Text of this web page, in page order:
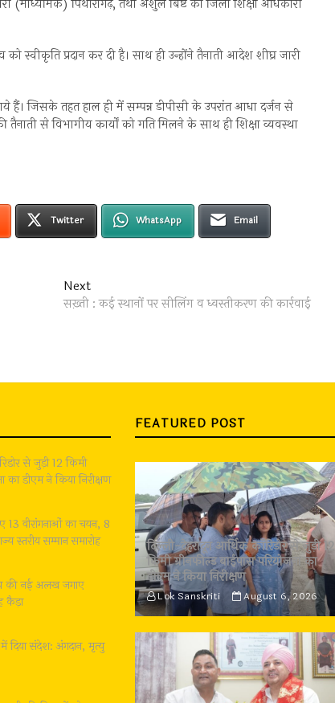
(माध्यमिक) पिथौरागढ़, तथा अंशुल बिष्ट को जिला शिक्षा अधिकारी
को स्वीकृति प्रदान कर दी है। साथ ही उन्होंने तैनाती आदेश शीघ्र जारी
हैं। जिसके तहत हाल ही में सम्पन्न डीपीसी के उपरांत आधा दर्जन से
तैनाती से विभागीय कार्यों को गति मिलने के साथ ही शिक्षा व्यवस्था
Twitter WhatsApp Email
NextNext
post:
सख़्ती : कई स्थानों पर सीलिंग व ध्वस्तीकरण की कार्रवाई
से जुड़ी 12 किमी
का डीएम ने किया निरीक्षण
13 वीरांगनाओं का चयन, 8
स्तरीय सम्मान समारोह
की नई अलख जगाए
कैड़ा
दिया संदेश: अंगदान, मृत्यु
FEATURED POST
दिल्ली-देहरादून आर्थिक कॉरिडोर से जुड़ी 12
किमी ग्रीनफील्ड बाईपास परियोजना का
डीएम ने किया निरीक्षण
Lok Sanskriti August 6, 2026